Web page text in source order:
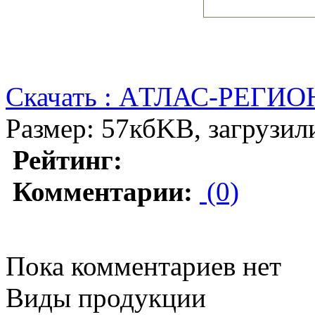
Скачать : AТЛАС-
Размер: 57кбKB,
Рейтинг:
Комментарии: (0)
Пока комментариев нет
Виды продукции